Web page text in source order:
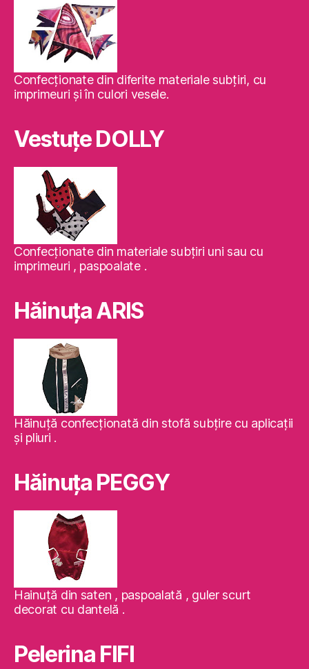
Confecţionate din diferite materiale subţiri, cu
imprimeuri şi în culori vesele.
Vestuţe DOLLY
Confecţionate din materiale subţiri uni sau cu
imprimeuri , paspoalate .
Hăinuţa ARIS
Hăinuţă confecţionată din stofă subţire cu aplicaţii
şi pliuri .
Hăinuţa PEGGY
Hainuţă din saten , paspoalată , guler scurt
decorat cu dantelă .
Pelerina FIFI